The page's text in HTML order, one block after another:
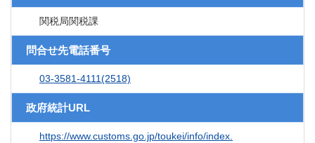
関税局関税課
問合せ先電話番号
03-3581-4111(2518)
政府統計URL
https://www.customs.go.jp/toukei/info/index.